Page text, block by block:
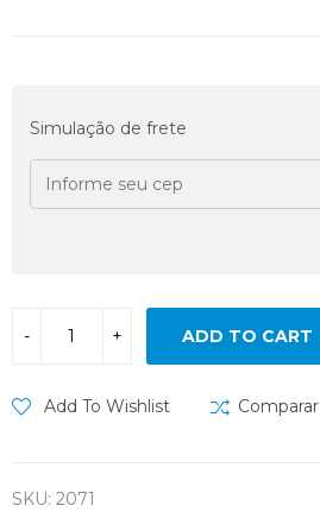
Simulação de frete
ADD TO CART
Add To Wishlist Comparar
SKU: 2071